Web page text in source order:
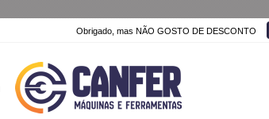
Obrigado, mas NÃO GOSTO DE DESCONTO